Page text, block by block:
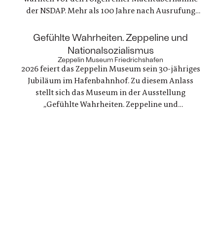
der NSDAP. Mehr als 100 Jahre nach Ausrufung
Gedenkstätte Deutscher Widerstand an dieses
Engagement, das gleichzeitig ein Einsatz für
Demokratie und Menschenrechte war
Gefühlte Wahrheiten. Zeppeline und
Nationalsozialismus
Zeppelin Museum Friedrichshafen
2026 feiert das Zeppelin Museum sein 30-jähriges
Jubiläum im Hafenbahnhof. Zu diesem Anlass
stellt sich das Museum in der Ausstellung
„Gefühlte Wahrheiten. Zeppeline und